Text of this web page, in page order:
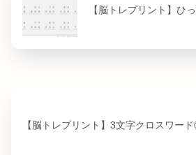
【脳トレプリント】ひ
【脳トレプリント】3文字クロスワー